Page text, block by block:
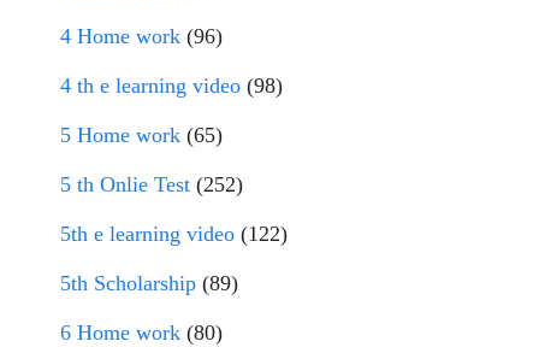
4 Home work (96)
4 th e learning video (98)
5 Home work (65)
5 th Onlie Test (252)
5th e learning video (122)
5th Scholarship (89)
6 Home work (80)